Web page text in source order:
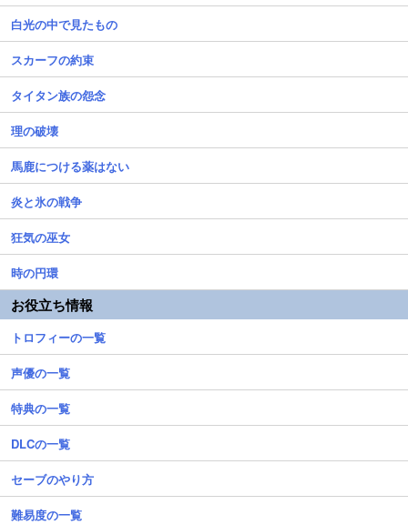
白光の中で見たもの
スカーフの約束
タイタン族の怨念
理の破壊
馬鹿につける薬はない
炎と氷の戦争
狂気の巫女
時の円環
お役立ち情報
トロフィーの一覧
声優の一覧
特典の一覧
DLCの一覧
セーブのやり方
難易度の一覧